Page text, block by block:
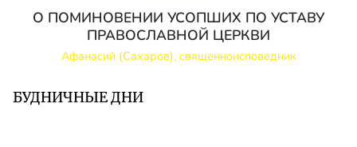
О ПОМИНОВЕНИИ УСОПШИХ ПО УСТАВУ
ПРАВОСЛАВНОЙ ЦЕРКВИ
Афанасий (Сахаров), священноисповедник
БУДНИЧНЫЕ ДНИ